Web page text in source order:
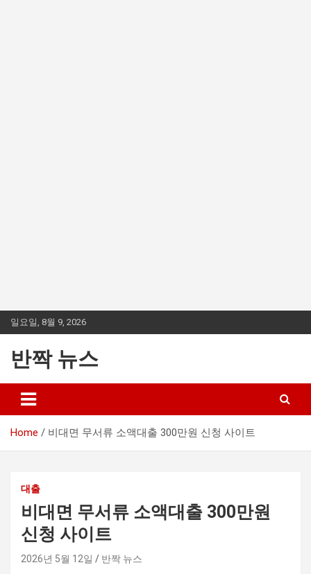
Skip
to
일요일, 8월 9, 2026
반짝 뉴스
Home 비대면 무서류 소액대출 300만원 신청 사이트
대출
비대면 무서류 소액대출 300만원
신청 사이트
2026년 5월 12일 반짝 뉴스